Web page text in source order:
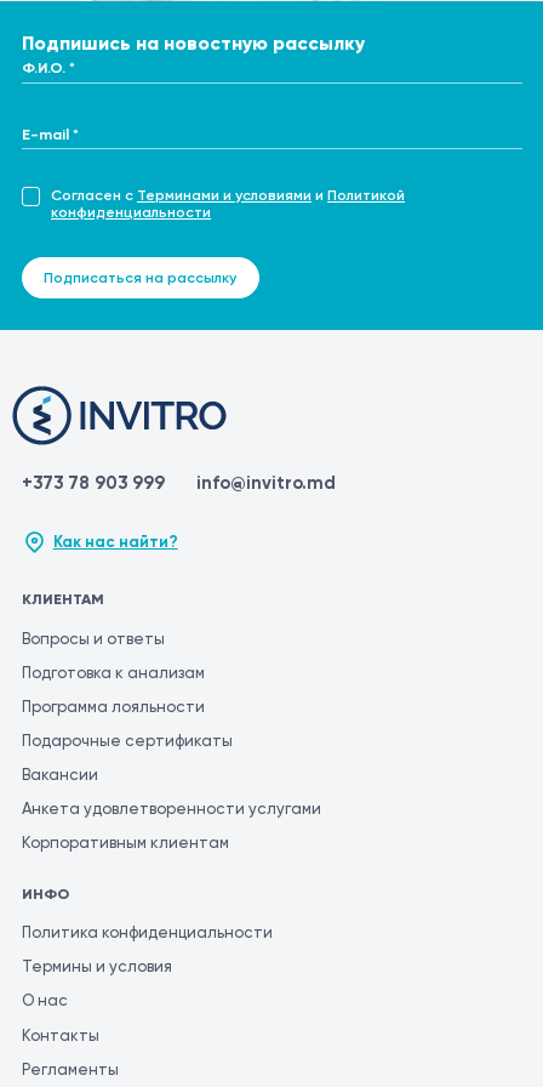
Подпишись на новостную рассылку
Ф.И.О. *
E-mail *
Согласен с Терминами и условиями и Политикой
конфиденциальности
Подписаться на рассылку
+373 78 903 999 info@invitro.md
Как нас найти?
КЛИЕНТАМ
Вопросы и ответы
Подготовка к анализам
Программа лояльности
Подарочные сертификаты
Вакансии
Анкета удовлетворенности услугами
Корпоративным клиентам
ИНФО
Политика конфиденциальности
Термины и условия
О нас
Контакты
Регламенты